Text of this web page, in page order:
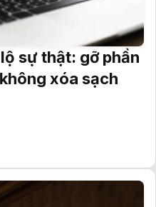
sự thật: gỡ phần
xóa sạch